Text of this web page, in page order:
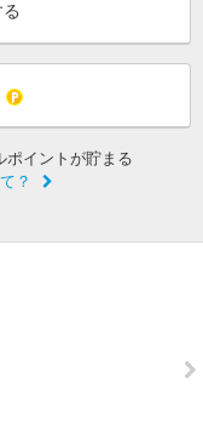
ポイントが貯まる
？